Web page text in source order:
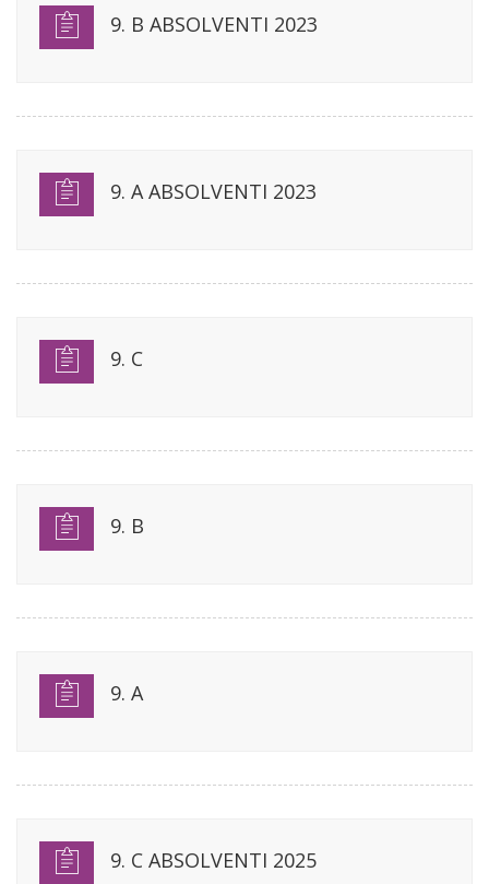
9. B ABSOLVENTI 2023
9. A ABSOLVENTI 2023
9. C
9. B
9. A
9. C ABSOLVENTI 2025